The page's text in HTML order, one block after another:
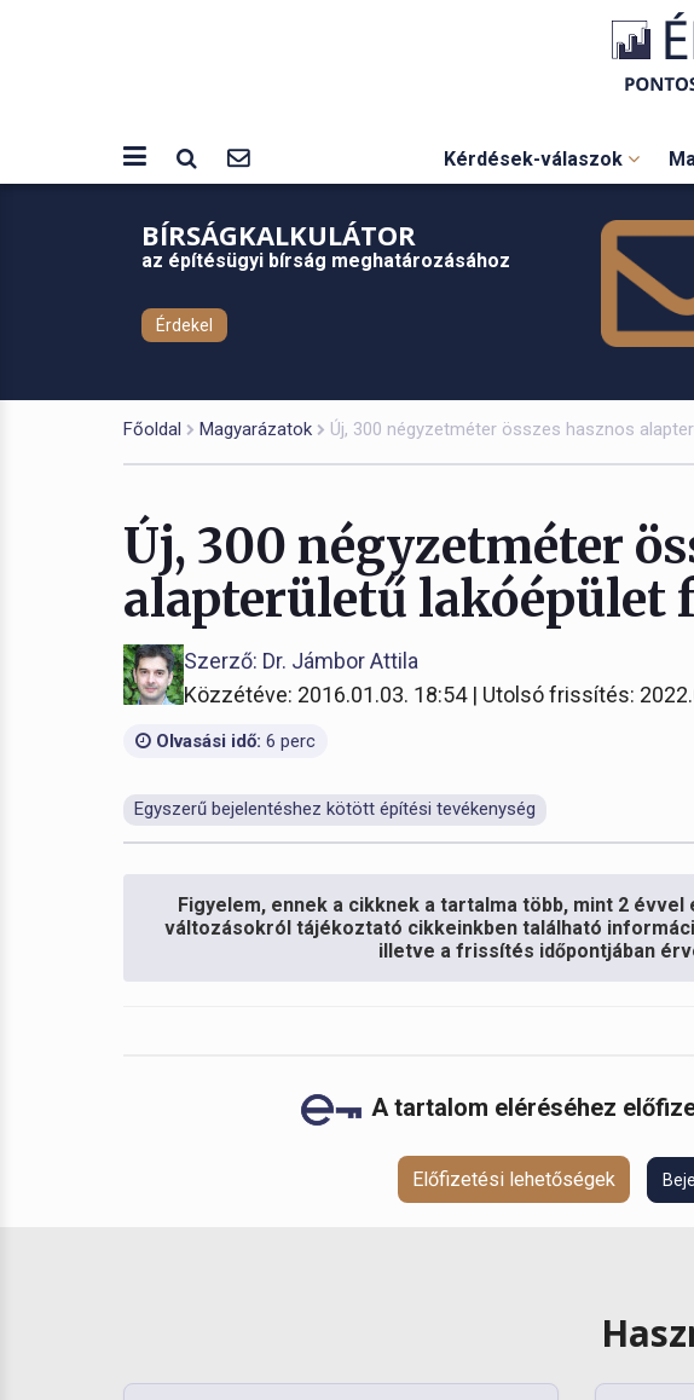
Kérdések-válaszok
BÍRSÁGKALKULÁTOR
az építésügyi bírság meghatározásához
Érdekel
Főoldal Magyarázatok Új, 300 négyzetméter összes hasznos
Új, 300 négyzetméter
alapterületű lakóépület
Szerző: Dr. Jámbor Attila
Közzétéve: 2016.01.03. 18:54 | Utolsó frissítés:
Olvasási idő: 6 perc
Egyszerű bejelentéshez kötött építési tevékenység
Figyelem, ennek a cikknek a tartalma több, mint 2
változásokról tájékoztató cikkeinkben található
illetve a frissítés időpontjában
A tartalom eléréséhez
Előfizetési lehetőségek